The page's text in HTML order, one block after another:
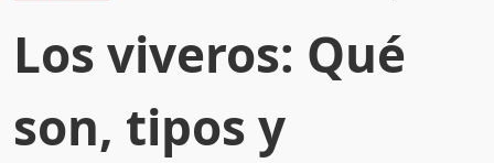
Los viveros: Qué
son, tipos y